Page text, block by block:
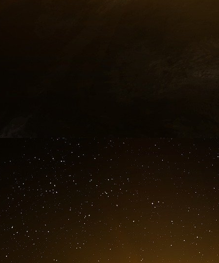
le graphite et le tungstène –, et des
projets représentent un investissement
économie.
Produit connexe
Document d’information : Le Fonds pour un
Lien connexe
Le gouvernement du Canada déposera la
2026